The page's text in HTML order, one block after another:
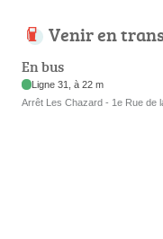
Venir en
En bus
Ligne 31, à 22 m
Arrêt Les Chazard - 1e Rue de